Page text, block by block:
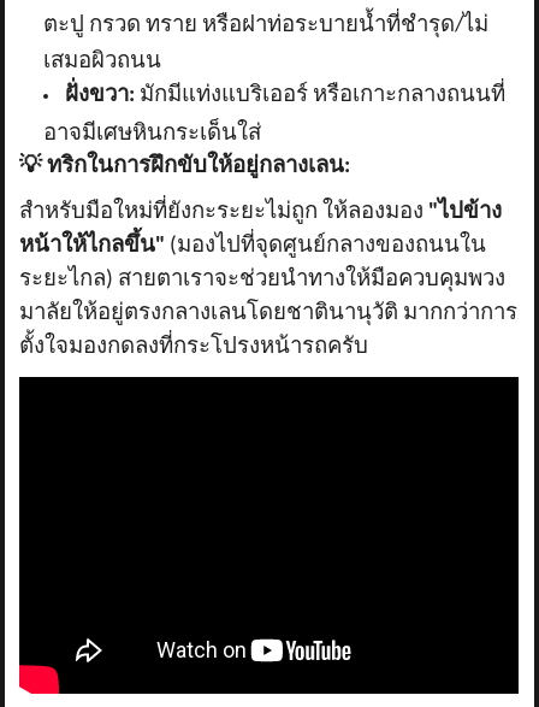
ตะปู กรวด ทราย หรือฝาท่อระบายน้ำที่ชำรุด/ไม่
เสมอผิวถนน
ฝั่งขวา: มักมีแท่งแบริเออร์ หรือเกาะกลางถนนที่
อาจมีเศษหินกระเด็นใส่
💡ทริกในการฝึกขับให้อยู่กลางเลน:
สำหรับมือใหม่ที่ยังกะระยะไม่ถูก ให้ลองมอง "ไปข้าง
หน้าให้ไกลขึ้น" (มองไปที่จุดศูนย์กลางของถนนใน
ระยะไกล) สายตาเราจะช่วยนำทางให้มือควบคุมพวง
มาลัยให้อยู่ตรงกลางเลนโดยชาตินานุวัติ มากกว่าการ
ตั้งใจมองกดลงที่กระโปรงหน้ารถครับ